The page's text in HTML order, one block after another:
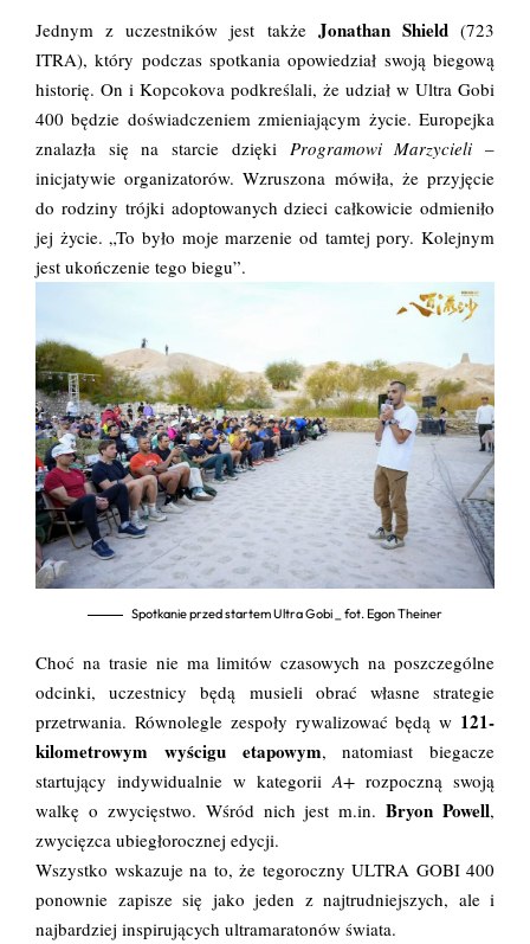
Jednym z uczestników jest także Jonathan Shield(723
ITRA), który podczas spotkania opowiedział swoją biegową
historię. On i Kopcokova podkreślali, że udział w Ultra Gobi
400 będzie doświadczeniem zmieniającym życie. Europejka
znalazła się na starcie dzięki Programowi Marzycieli –
inicjatywie organizatorów. Wzruszona mówiła, że przyjęcie
do rodziny trójki adoptowanych dzieci całkowicie odmieniło
jej życie. „To było moje marzenie od tamtej pory. Kolejnym
jest ukończenie tego biegu”.
Spotkanie przed startem Ultra Gobi _ fot. Egon Theiner
Choć na trasie nie ma limitów czasowych na poszczególne
odcinki, uczestnicy będą musieli obrać własne strategie
przetrwania. Równolegle zespoły rywalizować będą w 121-
kilometrowym wyścigu etapowym, natomiast biegacze
startujący indywidualnie w kategorii A+ rozpoczną swoją
walkę o zwycięstwo. Wśród nich jest m.in.Bryon Powell,
zwycięzca ubiegłorocznej edycji.
Wszystko wskazuje na to, że tegoroczny ULTRA GOBI 400
ponownie zapisze się jako jeden z najtrudniejszych, ale i
najbardziej inspirujących ultramaratonów świata.